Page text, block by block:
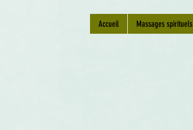
Accueil Massages spirituels